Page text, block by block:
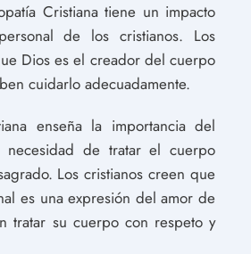
Cristiana tiene un impacto
de los cristianos. Los
Dios es el creador del cuerpo
cuidarlo adecuadamente.
enseña la importancia del
necesidad de tratar el cuerpo
Los cristianos creen que
es una expresión del amor de
tratar su cuerpo con respeto y